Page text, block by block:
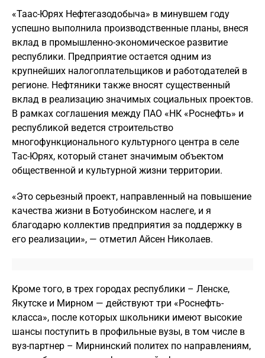
«Таас-Юрях Нефтегазодобыча» в минувшем году
успешно выполнила производственные планы, внеся
вклад в промышленно-экономическое развитие
республики. Предприятие остается одним из
крупнейших налогоплательщиков и работодателей в
регионе. Нефтяники также вносят существенный
вклад в реализацию значимых социальных проектов.
В рамках соглашения между ПАО «НК «Роснефть» и
республикой ведется строительство
многофункционального культурного центра в селе
Тас-Юрях, который станет значимым объектом
общественной и культурной жизни территории.
«Это серьезный проект, направленный на повышение
качества жизни в Ботуобинском наслеге, и я
благодарю коллектив предприятия за поддержку в
его реализации», — отметил Айсен Николаев.
Кроме того, в трех городах республики – Ленске,
Якутске и Мирном — действуют три «Роснефть-
класса», после которых школьники имеют высокие
шансы поступить в профильные вузы, в том числе в
вуз-партнер – Мирнинский политех по направлениям,